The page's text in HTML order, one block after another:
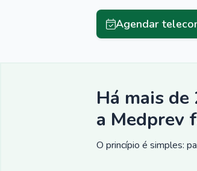
Agendar
Há mais de
a Medprev
O princípio é simples: